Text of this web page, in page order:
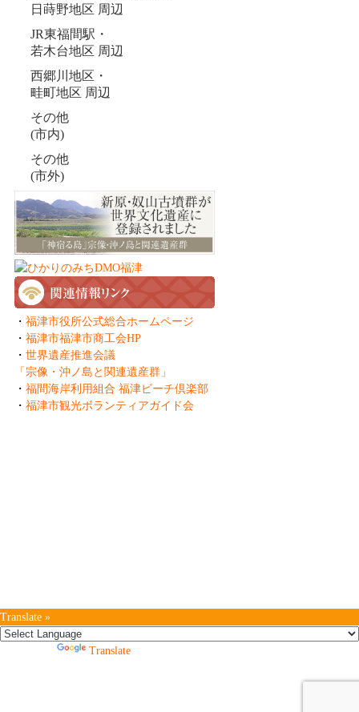
日蒔野地区 周辺
JR東福間駅・
若木台地区 周辺
西郷川地区・
畦町地区 周辺
その他
(市内)
その他
(市外)
・ 福津市役所公式総合ホームページ
・ 福津市福津市商工会HP
・ 世界遺産推進会議
「宗像・沖ノ島と関連遺産群」
・ 福間海岸利用組合 福津ビーチ倶楽部
・ 福津市観光ボランティアガイド会
Translate »
Translate